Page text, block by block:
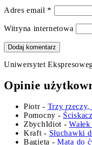
Adres email *
Witryna internetowa
Uniwersytet
Opinie
Piotr- Trzy rzeczy,
Pomocny -
ZbychIdiot -
Kraft - Słuchawki
Bagieta -Mata do